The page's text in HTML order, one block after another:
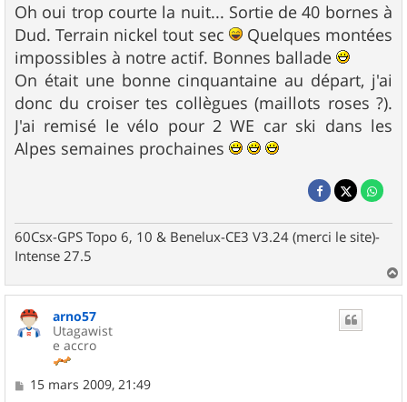
s
s
a
g
e
Oh oui trop courte la nuit... Sortie de 40 bornes à
Dud. Terrain nickel tout sec
Quelques montées
impossibles à notre actif. Bonnes ballade
On était une bonne cinquantaine au départ, j'ai
donc du croiser tes collègues (maillots roses ?).
J'ai remisé le vélo pour 2 WE car ski dans les
Alpes semaines prochaines
60Csx-GPS Topo 6, 10 & Benelux-CE3 V3.24 (merci le site)-
Intense 27.5
a
u
arno57
Utagawist
e accro
M15 mars 2009, 21:49